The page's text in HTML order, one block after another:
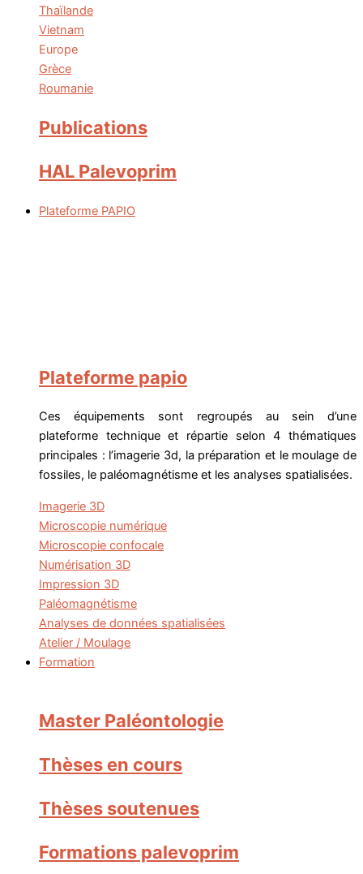
Thaïlande
Vietnam
Europe
Grèce
Roumanie
Publications
HAL Palevoprim
Plateforme PAPIO
Plateforme papio
Ces équipements sont regroupés au sein d’une
plateforme technique et répartie selon 4 thématiques
principales : l’imagerie 3d, la préparation et le moulage de
fossiles, le paléomagnétisme et les analyses spatialisées.
Imagerie 3D
Microscopie numérique
Microscopie confocale
Numérisation 3D
Impression 3D
Paléomagnétisme
Analyses de données spatialisées
Atelier / Moulage
Formation
Master Paléontologie
Thèses en cours
Thèses soutenues
Formations palevoprim